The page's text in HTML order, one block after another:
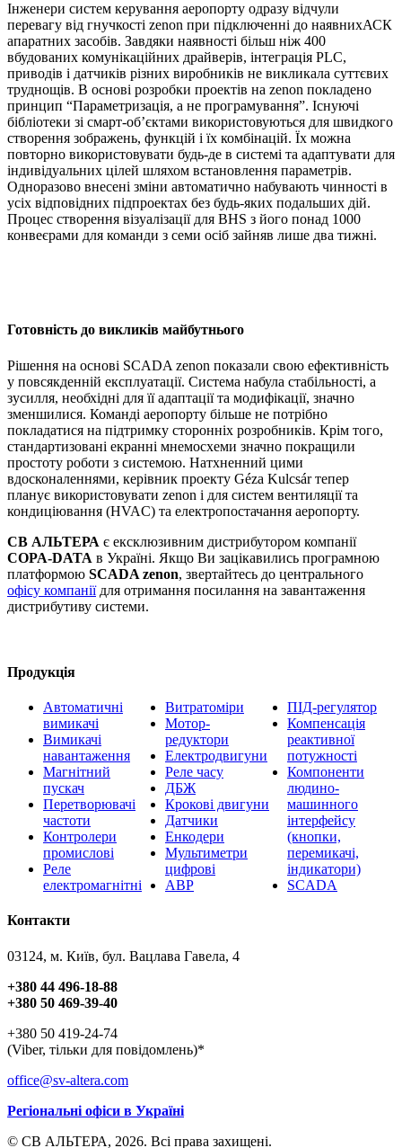
Інженери систем керування аеропорту одразу відчули
перевагу від гнучкості zenon при підключенні до наявнихАСК
апаратних засобів. Завдяки наявності більш ніж 400
вбудованих комунікаційних драйверів, інтеграція PLC,
приводів і датчиків різних виробників не викликала суттєвих
труднощів. В основі розробки проектів на zenon покладено
принцип “Параметризація, а не програмування”. Існуючі
бібліотеки зі смарт-об’єктами використовуються для швидкого
створення зображень, функцій і їх комбінацій. Їх можна
повторно використовувати будь-де в системі та адаптувати для
індивідуальних цілей шляхом встановлення параметрів.
Одноразово внесені зміни автоматично набувають чинності в
усіх відповідних підпроектах без будь-яких подальших дій.
Процес створення візуалізації для BHS з його понад 1000
конвеєрами для команди з семи осіб зайняв лише два тижні.
Готовність до викликів майбутнього
Рішення на основі SCADA zenon показали свою ефективність
у повсякденній експлуатації. Система набула стабільності, а
зусилля, необхідні для її адаптації та модифікації, значно
зменшилися. Команді аеропорту більше не потрібно
покладатися на підтримку сторонніх розробників. Крім того,
стандартизовані екранні мнемосхеми значно покращили
простоту роботи з системою. Натхненний цими
вдосконаленнями, керівник проекту Géza Kulcsár тепер
планує використовувати zenon і для систем вентиляції та
кондиціювання (HVAC) та електропостачання аеропорту.
СВ АЛЬТЕРА є ексклюзивним дистрибутором компанії
COPA-DATA в Україні. Якщо Ви зацікавились програмною
платформою SCADA zenon, звертайтесь до центрального
офісу компаніїдля отримання посилання на завантаження
дистрибутиву системи.
Продукція
Автоматичні
вимикачі
Вимикачі
навантаження
Магнітний
пускач
Перетворювачі
частоти
Контролери
промислові
Реле
електромагнітні
Витратоміри
Мотор-
редуктори
Електродвигуни
Реле часу
ДБЖ
Крокові двигуни
Датчики
Енкодери
Мультиметри
цифрові
АВР
ПІД-регулятор
Компенсація
реактивної
потужності
Компоненти
людино-
машинного
інтерфейсу
(кнопки,
перемикачі,
індикатори)
SCADA
Контакти
03124, м. Київ, бул. Вацлава Гавела, 4
+380 44 496-18-88
+380 50 469-39-40
+380 50 419-24-74
(Viber, тільки для повідомлень)*
office@sv-altera.com
Регіональні офіси в Україні
© СВ АЛЬТЕРА, 2026. Всі права захищені.